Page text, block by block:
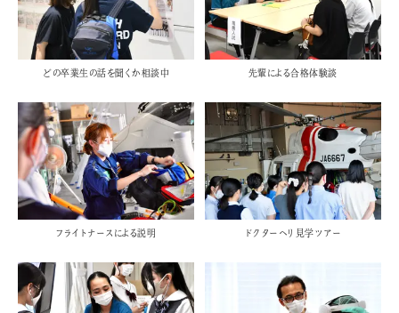
どの卒業生の話を聞くか相談中 先輩による合格体験談
フライトナースによる説明 ドクターヘリ見学ツアー